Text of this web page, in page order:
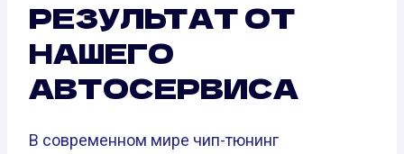
РЕЗУЛЬТАТ ОТ
НАШЕГО
АВТОСЕРВИСА
В современном мире чип-тюнинг